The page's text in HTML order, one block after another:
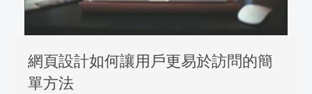
網頁設計如何讓用戶更易於訪問的簡
單方法